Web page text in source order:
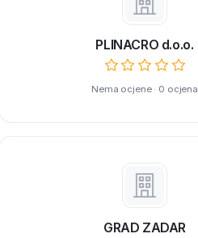
PLINACRO d.o.o.
Nema ocjene · 0 ocjena
GRAD ZADAR